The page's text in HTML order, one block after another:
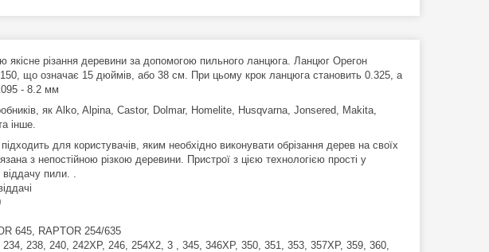
різання деревини за допомогою пильного ланцюга. Ланцюг Орегон
що означає 15 дюймів, або 38 см. При цьому крок ланцюга становить 0.325, а
- 8.2 мм
як Alko, Alpina, Castor, Dolmar, Homelite, Husqvarna, Jonsered, Makita,
інше.
для користувачів, яким необхідно виконувати обрізання дерев на своїх
з непостійною різкою деревини. Пристрої з цією технологією прості у
пили. .
645, RAPTOR 254/635
238, 240, 242XP, 246, 254X2, 3 , 345, 346XP, 350, 351, 353, 357XP, 359, 360,